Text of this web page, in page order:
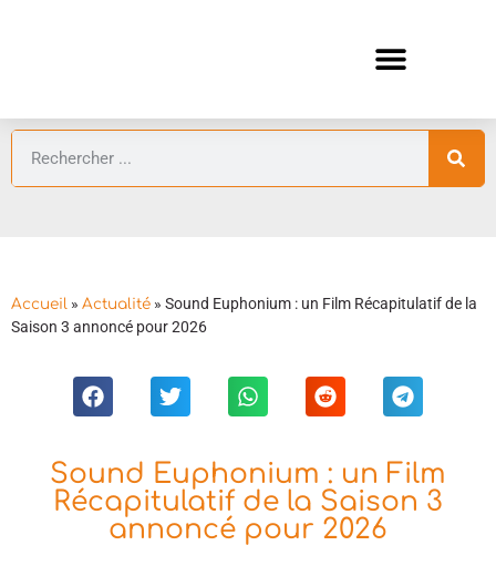
Accueil » Actualité » Sound Euphonium : un Film Récapitulatif de la
Saison 3 annoncé pour 2026
Sound Euphonium : un Film
Récapitulatif de la Saison 3
annoncé pour 2026